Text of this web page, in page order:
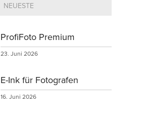
NEUESTE
ProfiFoto Premium
23. Juni 2026
E-Ink für Fotografen
16. Juni 2026